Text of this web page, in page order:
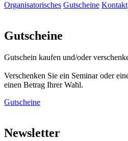
Organisatorisches Gutscheine Kontakt
Gutscheine
Gutschein kaufen und/oder
Verschenken Sie ein Seminar oder
einen Betrag Ihrer Wahl.
Gutscheine
Newsletter